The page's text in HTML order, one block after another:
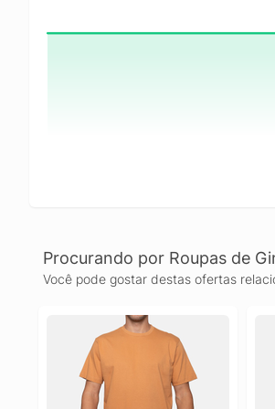
Procurando por Roupas de
Você pode gostar destas ofertas